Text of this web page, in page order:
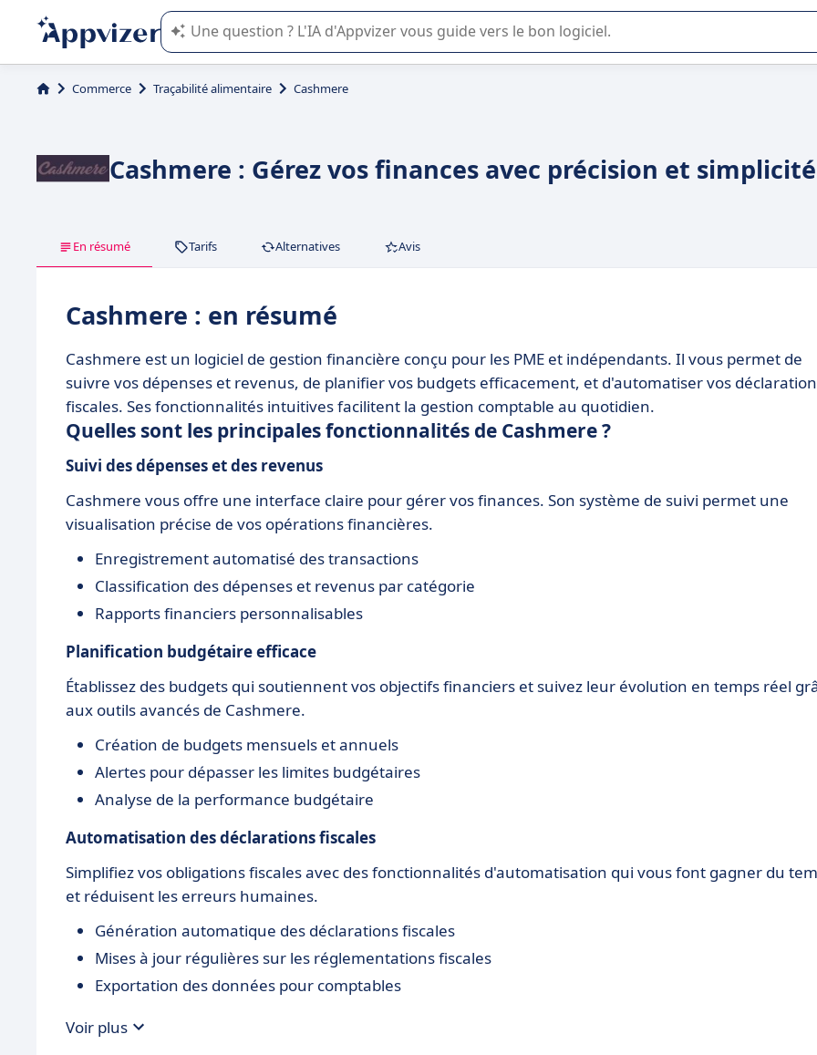
L'IA de Appvizer vous guide dans l'utilisation ou la sélection de logiciel SaaS en entreprise.
Commerce Traçabilité alimentaire Cashmere
Cashmere : Gérez vos finances avec précision et simplicité
En résumé Tarifs Alternatives Avis
Cashmere : en résumé
Cashmere est un logiciel de gestion financière conçu pour les PME et indépendants. Il vous permet de
suivre vos dépenses et revenus, de planifier vos budgets efficacement, et d'automatiser vos
fiscales. Ses fonctionnalités intuitives facilitent la gestion comptable au quotidien.
Quelles sont les principales fonctionnalités de Cashmere ?
Suivi des dépenses et des revenus
Cashmere vous offre une interface claire pour gérer vos finances. Son système de suivi permet une
visualisation précise de vos opérations financières.
Enregistrement automatisé des transactions
Classification des dépenses et revenus par catégorie
Rapports financiers personnalisables
Planification budgétaire efficace
Établissez des budgets qui soutiennent vos objectifs financiers et suivez leur évolution en temps réel
aux outils avancés de Cashmere.
Création de budgets mensuels et annuels
Alertes pour dépasser les limites budgétaires
Analyse de la performance budgétaire
Automatisation des déclarations fiscales
Simplifiez vos obligations fiscales avec des fonctionnalités d'automatisation qui vous font gagner du
et réduisent les erreurs humaines.
Génération automatique des déclarations fiscales
Mises à jour régulières sur les réglementations fiscales
Exportation des données pour comptables
Voir plus